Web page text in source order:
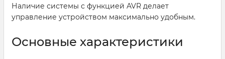
Наличие системы с функцией AVR делает
управление устройством максимально удобным.
Основные характеристики